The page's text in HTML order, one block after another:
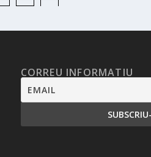
CORREU INFORMATIU